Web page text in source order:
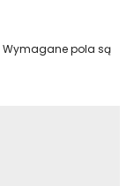
Wymagane pola są